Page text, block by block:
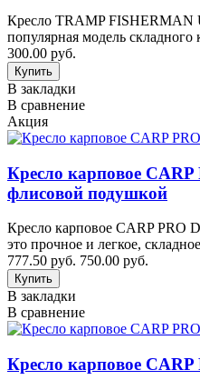
Кресло TRAMP FISHERMAN
популярная модель cкладного
300.00 руб.
В закладки
В сравнение
Акция
Кресло карповое
флисовой подушкой
Кресло карповое CARP PRO
это прочное и легкое,
777.50 руб. 750.00 руб.
В закладки
В сравнение
Кресло карповое